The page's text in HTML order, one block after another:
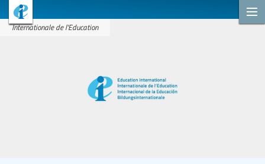
Internationale de l'Education